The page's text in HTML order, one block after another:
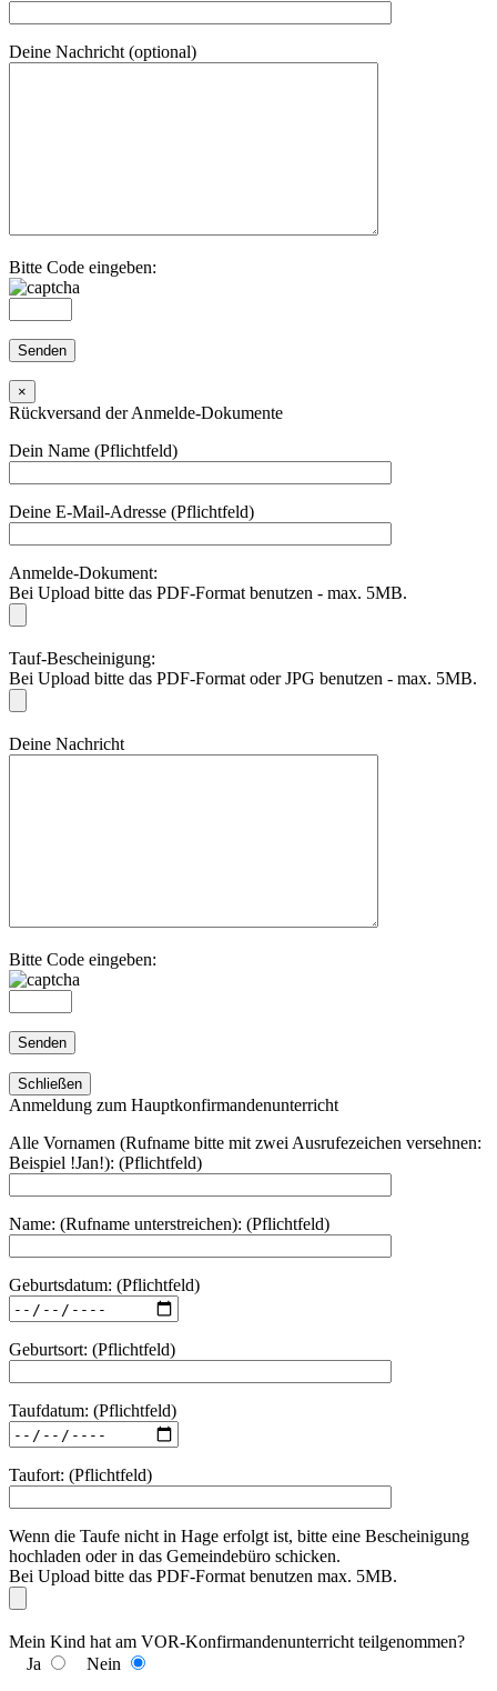
Deine Nachricht (optional)
Bitte Code eingeben:
×
Rückversand der Anmelde-Dokumente
Dein Name (Pflichtfeld)
Deine E-Mail-Adresse (Pflichtfeld)
Anmelde-Dokument:
Bei Upload bitte das PDF-Format benutzen - max. 5MB.
Tauf-Bescheinigung:
Bei Upload bitte das PDF-Format oder JPG benutzen - max. 5MB.
Deine Nachricht
Bitte Code eingeben:
Schließen
Anmeldung zum Hauptkonfirmandenunterricht
Alle Vornamen (Rufname bitte mit zwei Ausrufezeichen versehnen:
Beispiel !Jan!): (Pflichtfeld)
Name: (Rufname unterstreichen): (Pflichtfeld)
Geburtsdatum: (Pflichtfeld)
Geburtsort: (Pflichtfeld)
Taufdatum: (Pflichtfeld)
Taufort: (Pflichtfeld)
Wenn die Taufe nicht in Hage erfolgt ist, bitte eine Bescheinigung
hochladen oder in das Gemeindebüro schicken.
Bei Upload bitte das PDF-Format benutzen max. 5MB.
Mein Kind hat am VOR-Konfirmandenunterricht teilgenommen?
Ja
Nein